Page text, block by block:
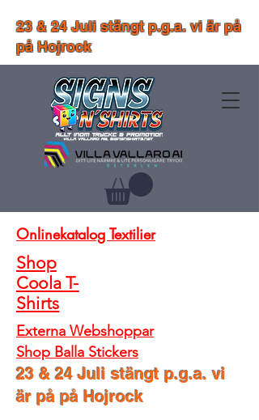
Shop
Coola T-
Shirts
Onlinekatalog Textilier
Externa Webshoppar
Shop Balla Stickers
23 & 24 Juli stängt p.g.a. vi
är på på Hojrock
23 & 24 Juli stängt p.g.a. vi är på
på Hojrock